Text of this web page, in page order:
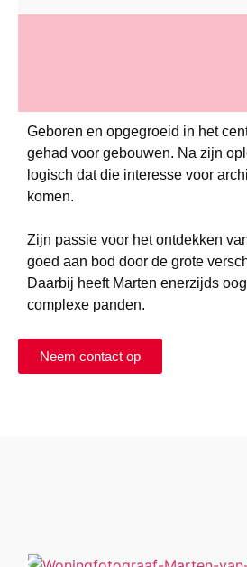
Geboren en opgegroeid in het
gehad voor gebouwen. Na zijn
logisch dat die interesse voor
komen.
Zijn passie voor het ontdekken
goed aan bod door de grote
Daarbij heeft Marten enerzijds
complexe panden.
Neem contact op